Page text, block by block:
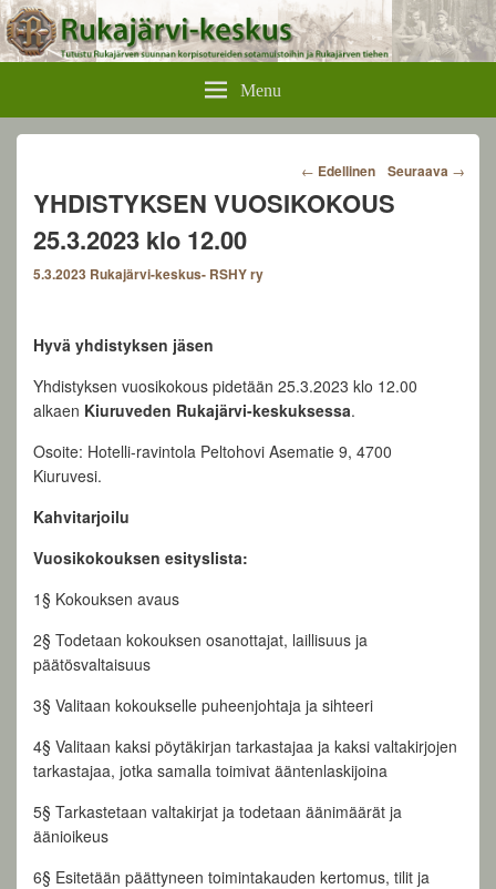
Rukajärvikeskus
Menu
Post
navigation
← Edellinen Seuraava →
YHDISTYKSEN VUOSIKOKOUS
25.3.2023 klo 12.00
5.3.2023 Rukajärvi-keskus- RSHY ry
Hyvä yhdistyksen jäsen
Yhdistyksen vuosikokous pidetään 25.3.2023 klo 12.00
alkaen Kiuruveden Rukajärvi-keskuksessa.
Osoite: Hotelli-ravintola Peltohovi Asematie 9, 4700
Kiuruvesi.
Kahvitarjoilu
Vuosikokouksen esityslista:
1§ Kokouksen avaus
2§ Todetaan kokouksen osanottajat, laillisuus ja
päätösvaltaisuus
3§ Valitaan kokoukselle puheenjohtaja ja sihteeri
4§ Valitaan kaksi pöytäkirjan tarkastajaa ja kaksi valtakirjojen
tarkastajaa, jotka samalla toimivat ääntenlaskijoina
5§ Tarkastetaan valtakirjat ja todetaan äänimäärät ja
äänioikeus
6§ Esitetään päättyneen toimintakauden kertomus, tilit ja